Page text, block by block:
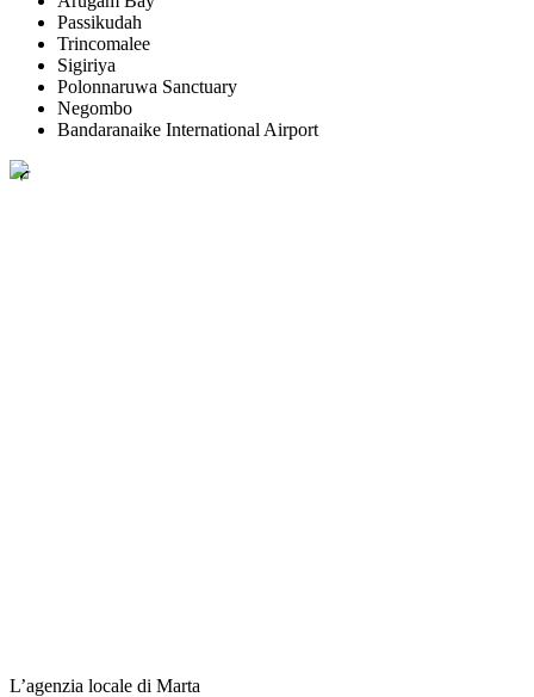
Passikudah
Trincomalee
Sigiriya
Polonnaruwa Sanctuary
Negombo
Bandaranaike International Airport
L’agenzia locale di Marta